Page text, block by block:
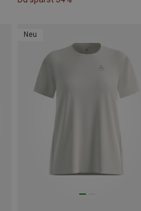
Neu